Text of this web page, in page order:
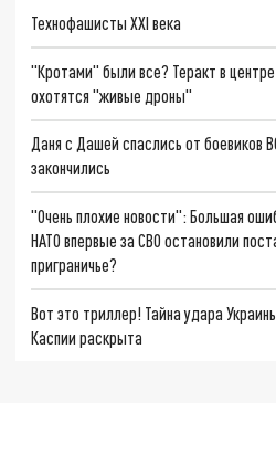
Технофашисты XXI века
"Кротами" были все? Теракт в
охотятся "живые дроны"
Даня с Дашей спаслись от боевиков
закончились
"Очень плохие новости": Большая
НАТО впервые за СВО остановили
приграничье?
Вот это триллер! Тайна удара
Каспии раскрыта